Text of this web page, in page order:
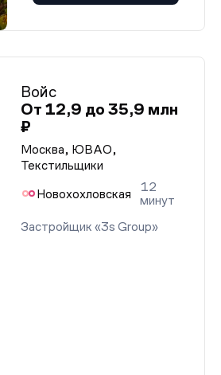
Войс
От 12,9 до 35,9 млн
₽
Москва, ЮВАО,
Текстильщики
Новохохловская
12
минут
Застройщик «3s Group»